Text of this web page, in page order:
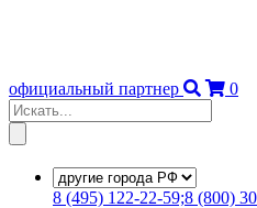
официальный партнер 0
8 (495) 122-22-59;8 (800)